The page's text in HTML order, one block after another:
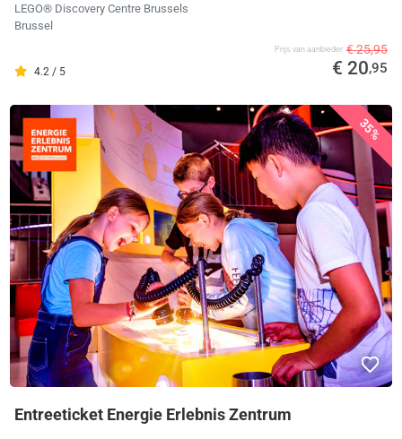
LEGO® Discovery Centre Brussels
Brussel
4.2 / 5
Prijs van aanbieder € 25,95
€ 20,95
35%
Entreeticket Energie Erlebnis Zentrum